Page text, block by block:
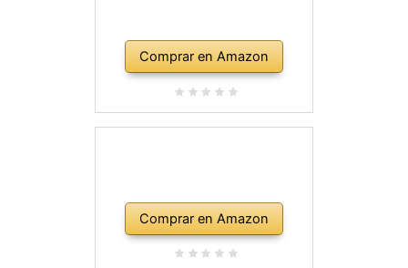
Comprar en Amazon
Comprar en Amazon